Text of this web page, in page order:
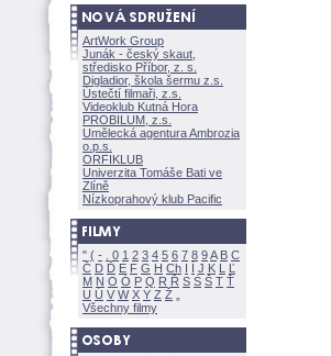
ArtWork Group
Junák - český skaut,
středisko Příbor, z. s.
Digladior, škola šermu z.s.
Ústečtí filmaři, z.s.
Videoklub Kutná Hora
PROBILUM, z.s.
Umělecká agentura Ambrozia
o.p.s.
ORFIKLUB
Univerzita Tomáše Bati ve
Zlíně
Nízkoprahový klub Pacific
" ( - 0 1 2 3 4 5 6 7 8 9A B C
Č D Ď E F G H Ch I Í J K L
Ľ
M N O Ó P Q R Ř S Ś T Ť
U Ú V W X Y Z
Všechny filmy